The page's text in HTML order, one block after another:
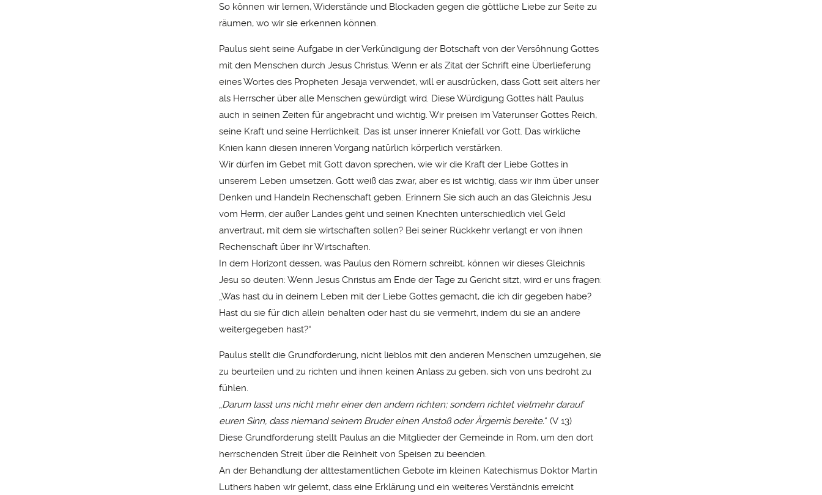
So können wir lernen, Widerstände und Blockaden gegen die göttliche Liebe zur Seite zu
räumen, wo wir sie erkennen können.
Paulus sieht seine Aufgabe in der Verkündigung der Botschaft von der Versöhnung Gottes
mit den Menschen durch Jesus Christus. Wenn er als Zitat der Schrift eine Überlieferung
eines Wortes des Propheten Jesaja verwendet, will er ausdrücken, dass Gott seit alters her
als Herrscher über alle Menschen gewürdigt wird. Diese Würdigung Gottes hält Paulus
auch in seinen Zeiten für angebracht und wichtig. Wir preisen im Vaterunser Gottes Reich,
seine Kraft und seine Herrlichkeit. Das ist unser innerer Kniefall vor Gott. Das wirkliche
Knien kann diesen inneren Vorgang natürlich körperlich verstärken.
Wir dürfen im Gebet mit Gott davon sprechen, wie wir die Kraft der Liebe Gottes in
unserem Leben umsetzen. Gott weiß das zwar, aber es ist wichtig, dass wir ihm über unser
Denken und Handeln Rechenschaft geben. Erinnern Sie sich auch an das Gleichnis Jesu
vom Herrn, der außer Landes geht und seinen Knechten unterschiedlich viel Geld
anvertraut, mit dem sie wirtschaften sollen? Bei seiner Rückkehr verlangt er von ihnen
Rechenschaft über ihr Wirtschaften.
In dem Horizont dessen, was Paulus den Römern schreibt, können wir dieses Gleichnis
Jesu so deuten: Wenn Jesus Christus am Ende der Tage zu Gericht sitzt, wird er uns fragen:
„Was hast du in deinem Leben mit der Liebe Gottes gemacht, die ich dir gegeben habe?
Hast du sie für dich allein behalten oder hast du sie vermehrt, indem du sie an andere
weitergegeben hast?“
Paulus stellt die Grundforderung, nicht lieblos mit den anderen Menschen umzugehen, sie
zu beurteilen und zu richten und ihnen keinen Anlass zu geben, sich von uns bedroht zu
fühlen.
„Darum lasst uns nicht mehr einer den andern richten; sondern richtet vielmehr darauf
euren Sinn, dass niemand seinem Bruder einen Anstoß oder Ärgernis bereite.“ (V 13)
Diese Grundforderung stellt Paulus an die Mitglieder der Gemeinde in Rom, um den dort
herrschenden Streit über die Reinheit von Speisen zu beenden.
An der Behandlung der alttestamentlichen Gebote im kleinen Katechismus Doktor Martin
Luthers haben wir gelernt, dass eine Erklärung und ein weiteres Verständnis erreicht